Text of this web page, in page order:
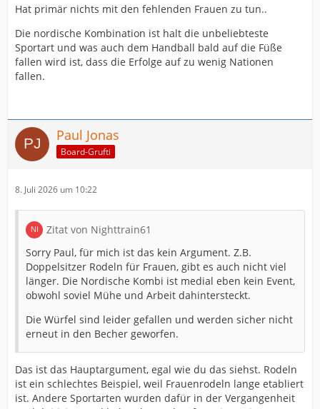
Hat primär nichts mit den fehlenden Frauen zu tun..
Die nordische Kombination ist halt die unbeliebteste
Sportart und was auch dem Handball bald auf die Füße
fallen wird ist, dass die Erfolge auf zu wenig Nationen
fallen.
Paul Jonas
Board-Grufti
8. Juli 2026 um 10:22
Zitat von Nighttrain61
Sorry Paul, für mich ist das kein Argument. Z.B.
Doppelsitzer Rodeln für Frauen, gibt es auch nicht viel
länger. Die Nordische Kombi ist medial eben kein Event,
obwohl soviel Mühe und Arbeit dahintersteckt.
Die Würfel sind leider gefallen und werden sicher nicht
erneut in den Becher geworfen.
Das ist das Hauptargument, egal wie du das siehst. Rodeln
ist ein schlechtes Beispiel, weil Frauenrodeln lange etabliert
ist. Andere Sportarten wurden dafür in der Vergangenheit